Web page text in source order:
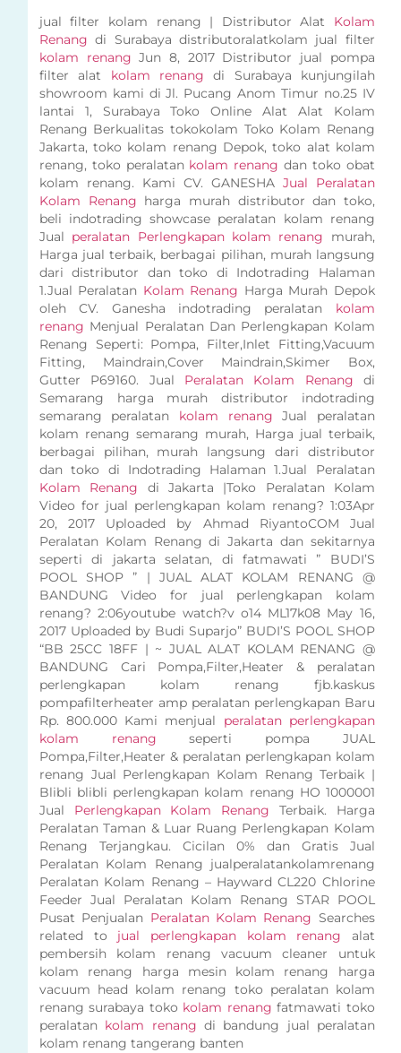
jual filter kolam renang | Distributor Alat Kolam
Renang di Surabaya distributoralatkolam jual filter
kolam renang Jun 8, 2017 Distributor jual pompa
filter alat kolam renang di Surabaya kunjungilah
showroom kami di Jl. Pucang Anom Timur no.25 IV
lantai 1, Surabaya Toko Online Alat Alat Kolam
Renang Berkualitas tokokolam Toko Kolam Renang
Jakarta, toko kolam renang Depok, toko alat kolam
renang, toko peralatankolam renang dan toko obat
kolam renang. Kami CV. GANESHA Jual Peralatan
Kolam Renang harga murah distributor dan toko,
beli indotrading showcase peralatan kolam renang
Jual peralatan Perlengkapan kolam renang murah,
Harga jual terbaik, berbagai pilihan, murah langsung
dari distributor dan toko di Indotrading Halaman
1.Jual Peralatan Kolam Renang Harga Murah Depok
oleh CV. Ganesha indotrading peralatan kolam
renang Menjual Peralatan Dan Perlengkapan Kolam
Renang Seperti: Pompa, Filter,Inlet Fitting,Vacuum
Fitting, Maindrain,Cover Maindrain,Skimer Box,
Gutter P69160. Jual Peralatan Kolam Renang di
Semarang harga murah distributor indotrading
semarang peralatan kolam renang Jual peralatan
kolam renang semarang murah, Harga jual terbaik,
berbagai pilihan, murah langsung dari distributor
dan toko di Indotrading Halaman 1.Jual Peralatan
Kolam Renang di Jakarta |Toko Peralatan Kolam
Video for jual perlengkapan kolam renang? 1:03Apr
20, 2017 Uploaded by Ahmad RiyantoCOM Jual
Peralatan Kolam Renang di Jakarta dan sekitarnya
seperti di jakarta selatan, di fatmawati ” BUDI’S
POOL SHOP ” | JUAL ALAT KOLAM RENANG @
BANDUNG Video for jual perlengkapan kolam
renang? 2:06youtube watch?v o14 ML17k08 May 16,
2017 Uploaded by Budi Suparjo” BUDI’S POOL SHOP
“BB 25CC 18FF | ~ JUAL ALAT KOLAM RENANG @
BANDUNG Cari Pompa,Filter,Heater & peralatan
perlengkapan kolam renang fjb.kaskus
pompafilterheater amp peralatan perlengkapan Baru
Rp. 800.000 Kami menjual peralatan perlengkapan
kolam renang seperti pompa JUAL
Pompa,Filter,Heater & peralatan perlengkapan kolam
renang Jual Perlengkapan Kolam Renang Terbaik |
Blibli blibli perlengkapan kolam renang HO 1000001
Jual Perlengkapan Kolam Renang Terbaik. Harga
Peralatan Taman & Luar Ruang Perlengkapan Kolam
Renang Terjangkau. Cicilan 0% dan Gratis Jual
Peralatan Kolam Renang jualperalatankolamrenang
Peralatan Kolam Renang – Hayward CL220 Chlorine
Feeder Jual Peralatan Kolam Renang STAR POOL
Pusat Penjualan Peralatan Kolam Renang Searches
related to jual perlengkapan kolam renang alat
pembersih kolam renang vacuum cleaner untuk
kolam renang harga mesin kolam renang harga
vacuum head kolam renang toko peralatan kolam
renang surabaya toko kolam renang fatmawati toko
peralatan kolam renang di bandung jual peralatan
kolam renang tangerang banten